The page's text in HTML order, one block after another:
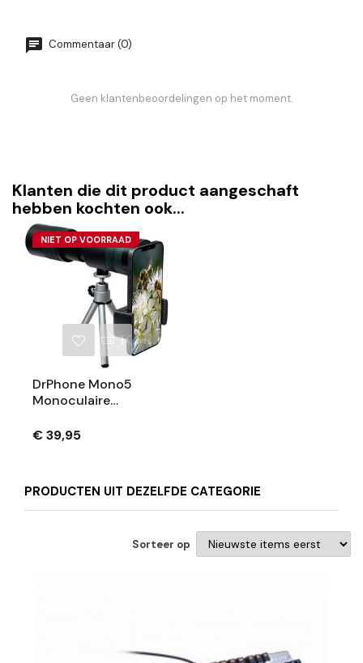
Commentaar (0)
Geen klantenbeoordelingen op het moment.
Klanten die dit product aangeschaft
hebben kochten ook...
NIET OP VOORRAAD
TOEVOEGEN AAN WINKELWAGEN
DrPhone Mono5
Monoculaire
Smartphonehouder
€ 39,95
PRODUCTEN UIT DEZELFDE CATEGORIE
Sorteer op